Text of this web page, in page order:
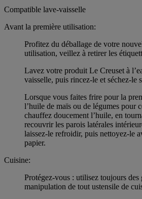
Compatible lave-vaisselle
Avant la première utilisation:
Profitez du déballage de votre
utilisation, veillez à retirer les
Lavez votre produit Le Creuset à
vaisselle, puis rincez-le et séchez-le
Lorsque vous faites frire pour la
l’huile de maïs ou de légumes pour
chauffez doucement l’huile, en
recouvrir les parois latérales
laissez-le refroidir, puis nettoyez-le
papier.
Cuisine:
Protégez-vous : utilisez toujours des
manipulation de tout ustensile de